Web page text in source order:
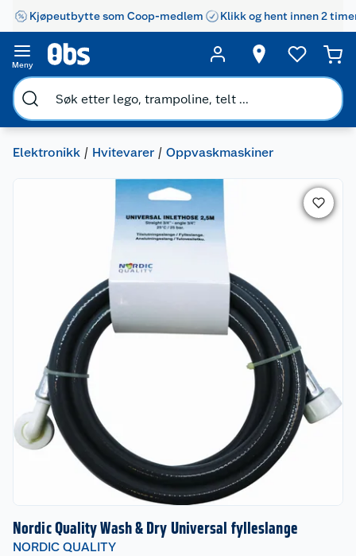
Kjøpeutbytte som Coop-medlem Klikk og hent innen 2
Meny
Elektronikk Hvitevarer Oppvaskmaskiner
Nordic Quality Wash & Dry Universal fylleslange
NORDIC QUALITY